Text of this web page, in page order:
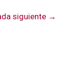
siguiente →